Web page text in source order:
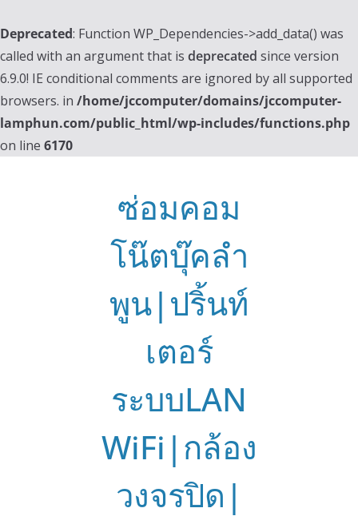
Deprecated: Function WP_Dependencies->add_data() was
called with an argument that is deprecated since version
6.9.0! IE conditional comments are ignored by all supported
browsers. in /home/jccomputer/domains/jccomputer-
lamphun.com/public_html/wp-includes/functions.php
on line 6170
ซ่อมคอม
โน๊ตบุ๊คลำ
พูน|ปริ้นท์
เตอร์
ระบบLAN
WiFi|กล้อง
วงจรปิด|